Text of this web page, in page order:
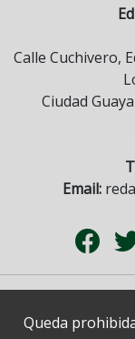
Calle Cuchivero,
Ciudad
Email:
Queda